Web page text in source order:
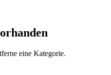
eine Kategorie.